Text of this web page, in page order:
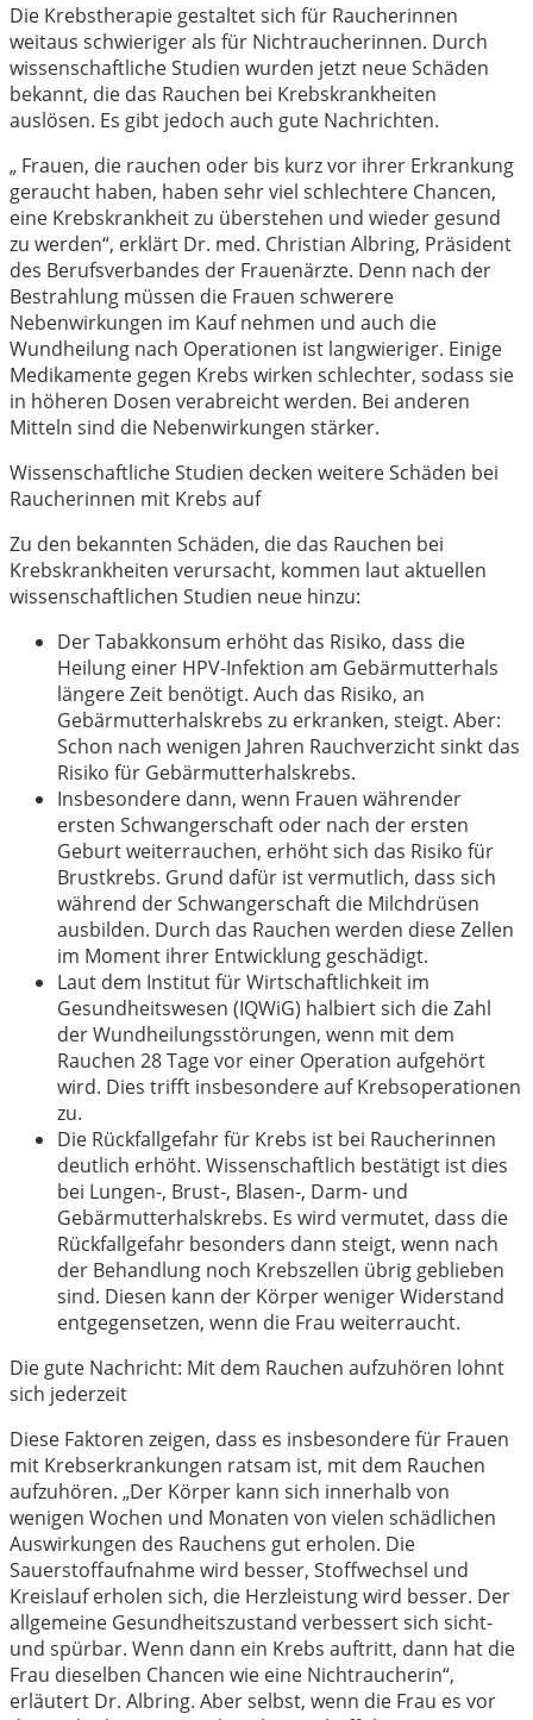
Die Krebstherapie gestaltet sich für Raucherinnen
weitaus schwieriger als für Nichtraucherinnen. Durch
wissenschaftliche Studien wurden jetzt neue Schäden
bekannt, die das Rauchen bei Krebskrankheiten
auslösen. Es gibt jedoch auch gute Nachrichten.
„ Frauen, die rauchen oder bis kurz vor ihrer Erkrankung
geraucht haben, haben sehr viel schlechtere Chancen,
eine Krebskrankheit zu überstehen und wieder gesund
zu werden“, erklärt Dr. med. Christian Albring, Präsident
des Berufsverbandes der Frauenärzte. Denn nach der
Bestrahlung müssen die Frauen schwerere
Nebenwirkungen im Kauf nehmen und auch die
Wundheilung nach Operationen ist langwieriger. Einige
Medikamente gegen Krebs wirken schlechter, sodass sie
in höheren Dosen verabreicht werden. Bei anderen
Mitteln sind die Nebenwirkungen stärker.
Wissenschaftliche Studien decken weitere Schäden bei
Raucherinnen mit Krebs auf
Zu den bekannten Schäden, die das Rauchen bei
Krebskrankheiten verursacht, kommen laut aktuellen
wissenschaftlichen Studien neue hinzu:
Der Tabakkonsum erhöht das Risiko, dass die
Heilung einer HPV-Infektion am Gebärmutterhals
längere Zeit benötigt. Auch das Risiko, an
Gebärmutterhalskrebs zu erkranken, steigt. Aber:
Schon nach wenigen Jahren Rauchverzicht sinkt das
Risiko für Gebärmutterhalskrebs.
Insbesondere dann, wenn Frauen währender
ersten Schwangerschaft oder nach der ersten
Geburt weiterrauchen, erhöht sich das Risiko für
Brustkrebs. Grund dafür ist vermutlich, dass sich
während der Schwangerschaft die Milchdrüsen
ausbilden. Durch das Rauchen werden diese Zellen
im Moment ihrer Entwicklung geschädigt.
Laut dem Institut für Wirtschaftlichkeit im
Gesundheitswesen (IQWiG) halbiert sich die Zahl
der Wundheilungsstörungen, wenn mit dem
Rauchen 28 Tage vor einer Operation aufgehört
wird. Dies trifft insbesondere auf Krebsoperationen
zu.
Die Rückfallgefahr für Krebs ist bei Raucherinnen
deutlich erhöht. Wissenschaftlich bestätigt ist dies
bei Lungen-, Brust-, Blasen-, Darm- und
Gebärmutterhalskrebs. Es wird vermutet, dass die
Rückfallgefahr besonders dann steigt, wenn nach
der Behandlung noch Krebszellen übrig geblieben
sind. Diesen kann der Körper weniger Widerstand
entgegensetzen, wenn die Frau weiterraucht.
Die gute Nachricht: Mit dem Rauchen aufzuhören lohnt
sich jederzeit
Diese Faktoren zeigen, dass es insbesondere für Frauen
mit Krebserkrankungen ratsam ist, mit dem Rauchen
aufzuhören. „Der Körper kann sich innerhalb von
wenigen Wochen und Monaten von vielen schädlichen
Auswirkungen des Rauchens gut erholen. Die
Sauerstoffaufnahme wird besser, Stoffwechsel und
Kreislauf erholen sich, die Herzleistung wird besser. Der
allgemeine Gesundheitszustand verbessert sich sicht-
und spürbar. Wenn dann ein Krebs auftritt, dann hat die
Frau dieselben Chancen wie eine Nichtraucherin“,
erläutert Dr. Albring. Aber selbst, wenn die Frau es vor